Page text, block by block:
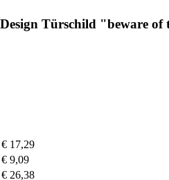
Türschild "beware of
€ 17,29
€ 9,09
€ 26,38